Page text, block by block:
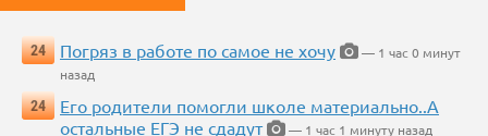
24 Погряз в работе по самое не хочу
— 1 час 0 минут
назад
24
Его родители помогли школе материально..А
остальные ЕГЭ не сдадут
— 1 час 1 минуту назад